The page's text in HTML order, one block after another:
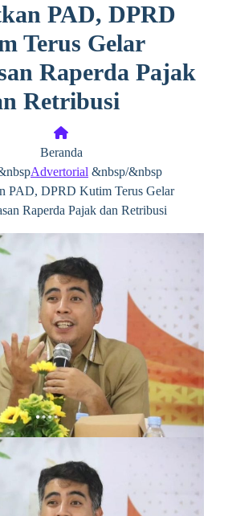
PAD, DPRD
Terus Gelar
Raperda Pajak
Retribusi
Beranda
Advertorial &nbsp/&nbsp
PAD, DPRD Kutim Terus Gelar
Raperda Pajak dan Retribusi